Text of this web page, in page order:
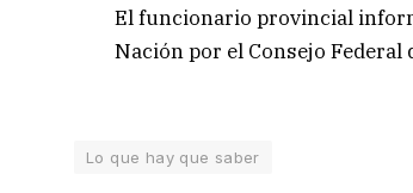
El funcionario provincial
Nación por el Consejo Federal
Lo que hay que saber